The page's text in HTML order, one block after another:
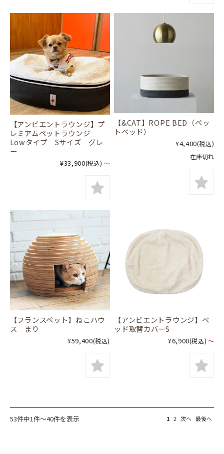
【アンビエントラウンジ】プ
レミアムペットラウンジ
Lowタイプ Sサイズ グレ
ー
¥33,900(税込) ～
【&CAT】ROPE BED（ペッ
トベッド）
¥4,400(税込)
在庫切れ
【フランスペット】ねこハウ
ス まり
¥59,400(税込)
【アンビエントラウンジ】ベ
ッド取替カバーS
¥6,900(税込) ～
53件中1件～40件を表示 1 2 次へ 最後へ